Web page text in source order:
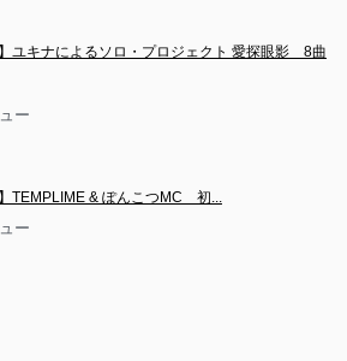
】ユキナによるソロ・プロジェクト 愛探眼影　8曲
ー
】TEMPLIME & ぽんこつMC　初...
ー